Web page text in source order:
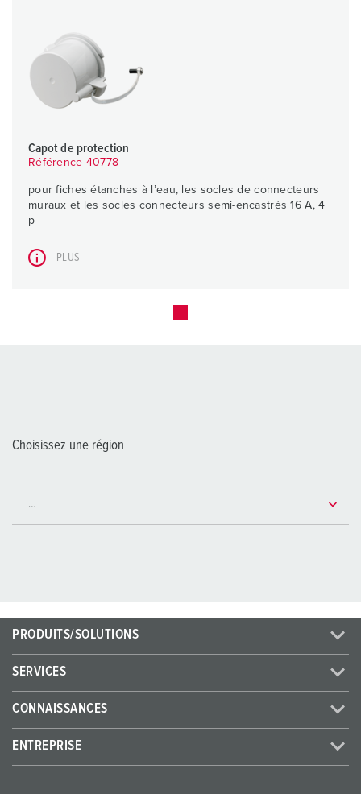
Capot de protection
Référence 40778
pour fiches étanches à l’eau, les socles de connecteurs
muraux et les socles connecteurs semi-encastrés 16 A, 4
p
PLUS
Choisissez une région
PRODUITS/SOLUTIONS
SERVICES
CONNAISSANCES
ENTREPRISE